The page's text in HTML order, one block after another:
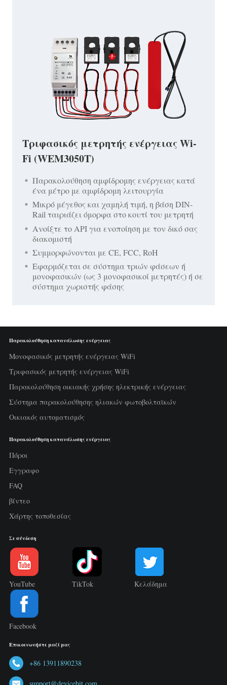
Τριφασικός μετρητής ενέργειας Wi-
Fi (WEM3050T)
Παρακολούθηση αμφίδρομης ενέργειας κατά
ένα μέτρο με αμφίδρομη λειτουργία
Μικρό μέγεθος και χαμηλή τιμή, η βάση DIN-
Rail ταιριάζει όμορφα στο κουτί του μετρητή
Ανοίξτε το API για ενοποίηση με τον δικό σας
διακομιστή
Συμμορφώνονται με CE, FCC, RoH
Εφαρμόζεται σε σύστημα τριών φάσεων ή
μονοφασικών (ως 3 μονοφασικοί μετρητές) ή σε
σύστημα χωριστής φάσης
Παρακολούθηση κατανάλωσης ενέργειας
Μονοφασικός μετρητής ενέργειας WiFi
Τριφασικός μετρητής ενέργειας WiFi
Παρακολούθηση οικιακής χρήσης ηλεκτρικής ενέργειας
Σύστημα παρακολούθησης ηλιακών φωτοβολταϊκών
Οικιακός αυτοματισμός
Παρακολούθηση κατανάλωσης ενέργειας
Πόροι
Εγγραφο
FAQ
βίντεο
Χάρτης τοποθεσίας
Σε σύνδεση
YouTube TikTok Κελάδημα
Facebook
Επικοινωνήστε μαζί μας
+86 13911890238